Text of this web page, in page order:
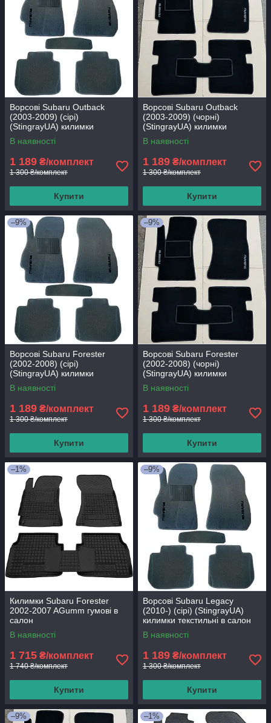
Ворсові Subaru Outback
(2003-2009) (сірі)
(StingrayUA) килимки
текстильні в салон авто
В наявності
1 189 ₴/комплект
1 300 ₴/комплект
Купити
Ворсові Subaru Outback
(2003-2009) (чорні)
(StingrayUA) килимки
текстильні в салон авто
В наявності
1 189 ₴/комплект
1 300 ₴/комплект
Купити
–9%
Ворсові Subaru Forester
(2002-2008) (сірі)
(StingrayUA) килимки
текстильні в салон авто
В наявності
1 189 ₴/комплект
1 300 ₴/комплект
Купити
–9%
Ворсові Subaru Forester
(2002-2008) (чорні)
(StingrayUA) килимки
текстильні в салон авто
В наявності
1 189 ₴/комплект
1 300 ₴/комплект
Купити
–1%
Килимки Subaru Forester
2002-2007 AGumm гумові в
салон
В наявності
1 715 ₴/комплект
1 740 ₴/комплект
Купити
–9%
Ворсові Subaru Legacy
(2010-) (сірі) (StingrayUA)
килимки текстильні в салон
авто
В наявності
1 189 ₴/комплект
1 300 ₴/комплект
Купити
–9% –1%